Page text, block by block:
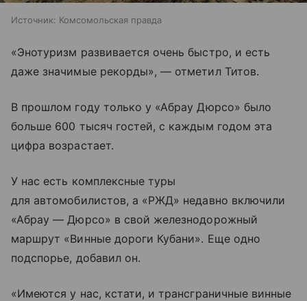
Источник: Комсомольская правда
«Энотуризм развивается очень быстро, и есть
даже значимые рекорды», — отметил Титов.
В прошлом году только у «Абрау Дюрсо» было
больше 600 тысяч гостей, с каждым годом эта
цифра возрастает.
У нас есть комплексные туры
для автомобилистов, а «РЖД» недавно включили
«Абрау — Дюрсо» в свой железнодорожный
маршрут «Винные дороги Кубани». Еще одно
подспорье, добавил он.
«Имеются у нас, кстати, и трансграничные винные